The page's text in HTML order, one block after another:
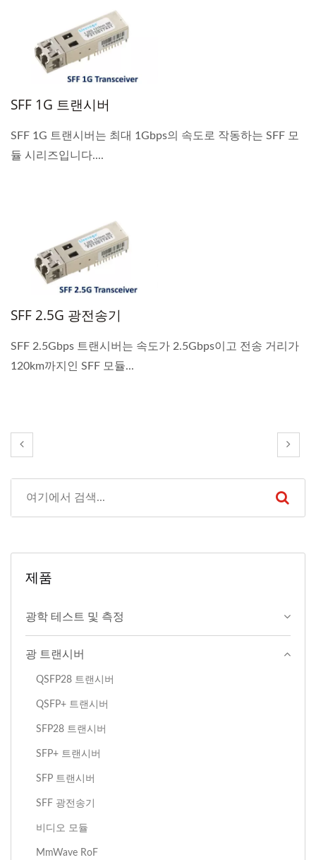
SFF 1G 트랜시버
SFF 1G 트랜시버는 최대 1Gbps의 속도로 작동하는 SFF 모
듈 시리즈입니다....
SFF 2.5G 광전송기
SFF 2.5Gbps 트랜시버는 속도가 2.5Gbps이고 전송 거리가
120km까지인 SFF 모듈...
제품
광학 테스트 및 측정
광 트랜시버
QSFP28 트랜시버
QSFP+ 트랜시버
SFP28 트랜시버
SFP+ 트랜시버
SFP 트랜시버
SFF 광전송기
비디오 모듈
MmWave RoF